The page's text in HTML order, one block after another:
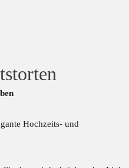
Hochzeits- und